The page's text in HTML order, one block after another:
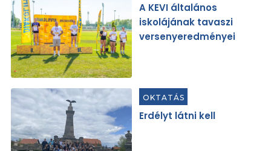
A KEVI általános
iskolájának tavaszi
versenyeredményei
OKTATÁS
Erdélyt látni kell